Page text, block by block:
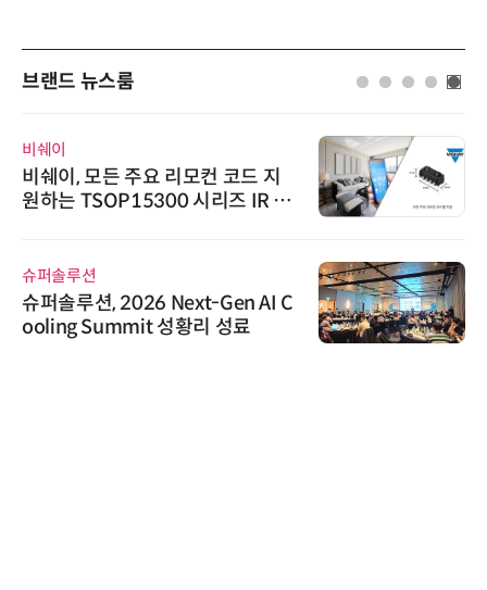
브랜드 뉴스룸
비쉐이
비쉐이, 모든 주요 리모컨 코드 지
원하는 TSOP15300 시리즈 IR 수
슈퍼솔루션
슈퍼솔루션, 2026 Next-Gen AI C
ooling Summit 성황리 성료